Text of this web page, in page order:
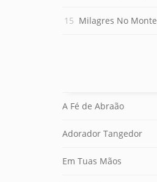
Milagres No Monte
A Fé de Abraão
Adorador Tangedor
Em Tuas Mãos